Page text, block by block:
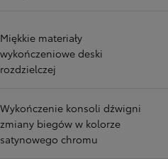
Miękkie materiały
wykończeniowe deski
rozdzielczej
Wykończenie konsoli dźwigni
zmiany biegów w kolorze
satynowego chromu